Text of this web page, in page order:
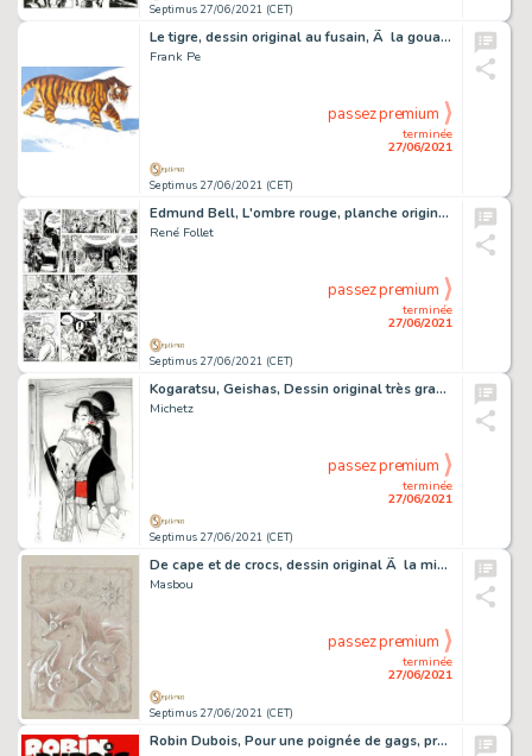
Septimus 27/06/2021 (CET)
Le tigre, dessin original au fusain, Ã la gouache et Ã …
Frank Pe
Septimus 27/06/2021 (CET)
terminée
27/06/2021
passez premium
Edmund Bell, L'ombre rouge, planche originale Ã …
René Follet
Septimus 27/06/2021 (CET)
terminée
27/06/2021
passez premium
Kogaratsu, Geishas, Dessin original très grand format Ã …
Michetz
Septimus 27/06/2021 (CET)
terminée
27/06/2021
passez premium
De cape et de crocs, dessin original Ã la mine de plomb et…
Masbou
Septimus 27/06/2021 (CET)
terminée
27/06/2021
passez premium
Robin Dubois, Pour une poignée de gags, projet de…